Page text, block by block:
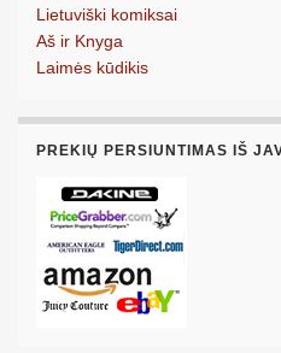
Lietuviški komiksai
Aš ir Knyga
Laimės kūdikis
PREKIŲ PERSIUNTIMAS IŠ